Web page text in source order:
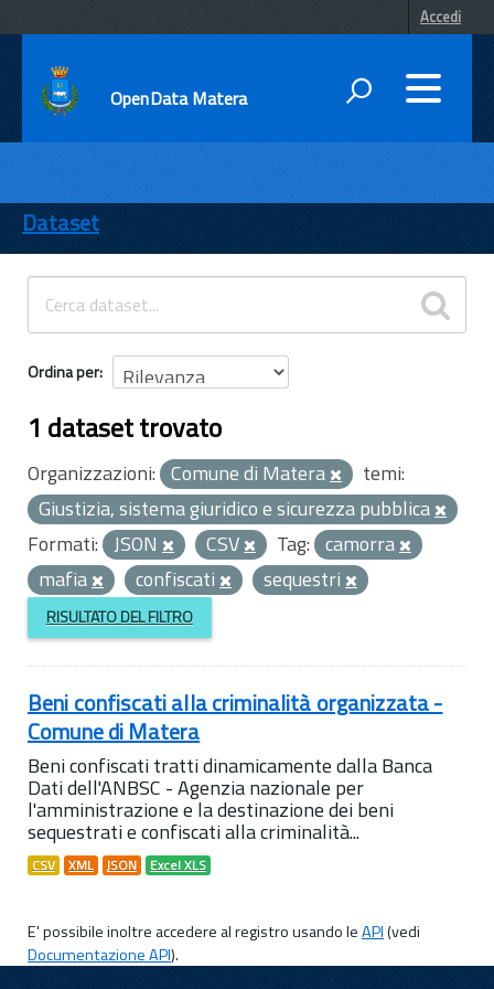
Accedi
OpenData Matera
ENTI
TEMI
INFORMAZIONI
Dataset
Ordina per
1 dataset trovato
Organizzazioni: Comune di Matera
temi:
Giustizia, sistema giuridico e sicurezza pubblica
Formati: JSON CSV Tag: camorra
mafia
confiscati sequestri
RISULTATO DEL FILTRO
Beni confiscati alla criminalità organizzata -
Comune di Matera
Beni confiscati tratti dinamicamente dalla Banca
Dati dell'ANBSC - Agenzia nazionale per
l'amministrazione e la destinazione dei beni
sequestrati e confiscati alla criminalità...
CSV XML JSON Excel XLS
E' possibile inoltre accedere al registro usando leAPI(vedi
Documentazione API).